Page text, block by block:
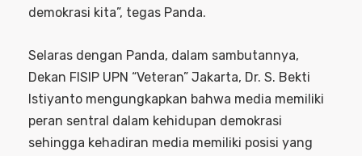
demokrasi kita”, tegas Panda.
Selaras dengan Panda, dalam sambutannya,
Dekan FISIP UPN “Veteran” Jakarta, Dr. S. Bekti
Istiyanto mengungkapkan bahwa media memiliki
peran sentral dalam kehidupan demokrasi
sehingga kehadiran media memiliki posisi yang